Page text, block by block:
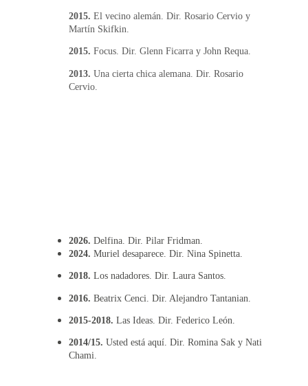
2015. El vecino alemán. Dir. Rosario Cervio y
Martín Skifkin.
2015. Focus. Dir. Glenn Ficarra y John Requa.
2013. Una cierta chica alemana. Dir. Rosario
Cervio.
2026. Delfina. Dir. Pilar Fridman.
2024. Muriel desaparece. Dir. Nina Spinetta.
2018. Los nadadores. Dir. Laura Santos.
2016. Beatrix Cenci. Dir. Alejandro Tantanian.
2015-2018. Las Ideas. Dir. Federico León.
2014/15. Usted está aquí. Dir. Romina Sak y Nati
Chami.